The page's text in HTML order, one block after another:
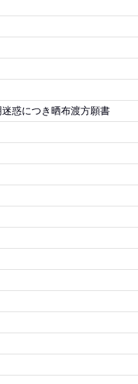
惑につき晒布渡方願書